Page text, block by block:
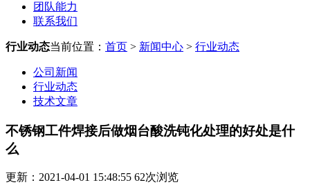
团队能力
联系我们
行业动态当前位置： 首页 > 新闻中心 > 行业动态
公司新闻
行业动态
技术文章
不锈钢工件焊接后做烟台酸洗钝化处理的好处是什
么
更新：2021-04-01 15:48:55 62次浏览